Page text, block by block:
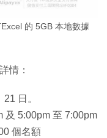
的 5GB 本地數據
情：
日。
及 5:00pm 至 7:00pm
個名額